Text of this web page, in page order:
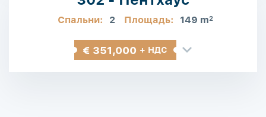
Спальни: 2 Площадь: 149 m2
€ 351,000 + НДС